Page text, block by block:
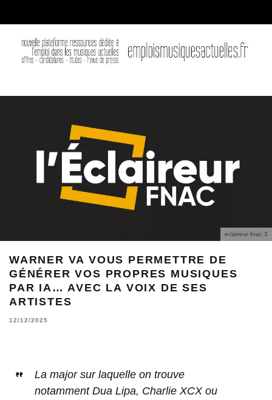
eclaireur fnac 3
WARNER VA VOUS PERMETTRE DE
GÉNÉRER VOS PROPRES MUSIQUES
PAR IA… AVEC LA VOIX DE SES
ARTISTES
12/12/2025
La major sur laquelle on trouve
notamment Dua Lipa, Charlie XCX ou